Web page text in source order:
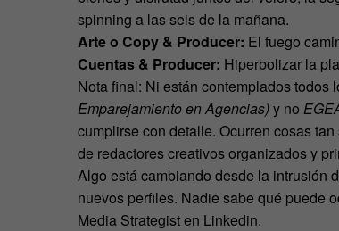
spinning a las seis de la mañana.
Arte o Copy & Producer: El fuego
Cuentas & Producer: Hiperbolizar la
Nota final: Ni están contemplados todos
Emparejamiento en Agencias)y no
cumplirse con detalle. Ocurren cosas
de redactores creativos organizados y
Algo está cambiando desde la intrusión
nuevos perfiles. Nadie sabe qué puede
Media Strategist en Linkedin.